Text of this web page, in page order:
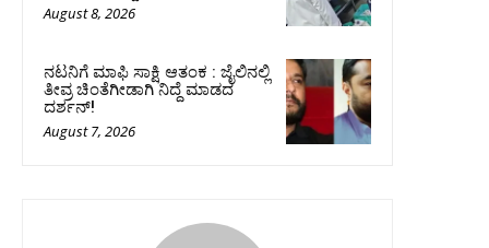
August 8, 2026
ನಟನಿಗೆ ಮಾಫಿ ಸಾಕ್ಷಿ ಆತಂಕ : ಜೈಲಿನಲ್ಲಿ
ತೀವ್ರ ಚಿಂತೆಗೀಡಾಗಿ ನಿದ್ದೆ ಮಾಡದ
ದರ್ಶನ್!
August 7, 2026